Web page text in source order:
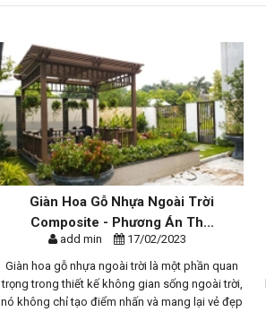
Giàn Hoa Gỗ Nhựa Ngoài Trời
Composite - Phương Án Th...
add min
17/02/2023
Giàn hoa gỗ nhựa ngoài trời là một phần quan
trọng trong thiết kế không gian sống ngoài trời,
nó không chỉ tạo điểm nhấn và mang lại vẻ đẹp